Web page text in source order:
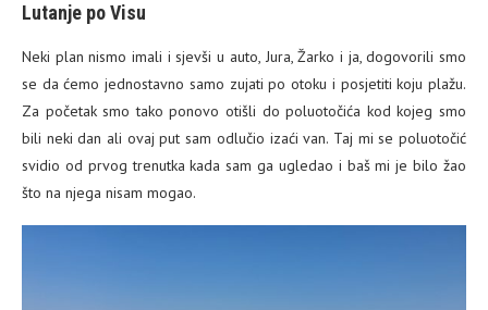
Lutanje po Visu
Neki plan nismo imali i sjevši u auto, Jura, Žarko i ja, dogovorili smo
se da ćemo jednostavno samo zujati po otoku i posjetiti koju plažu.
Za početak smo tako ponovo otišli do poluotočića kod kojeg smo
bili neki dan ali ovaj put sam odlučio izaći van. Taj mi se poluotočić
svidio od prvog trenutka kada sam ga ugledao i baš mi je bilo žao
što na njega nisam mogao.